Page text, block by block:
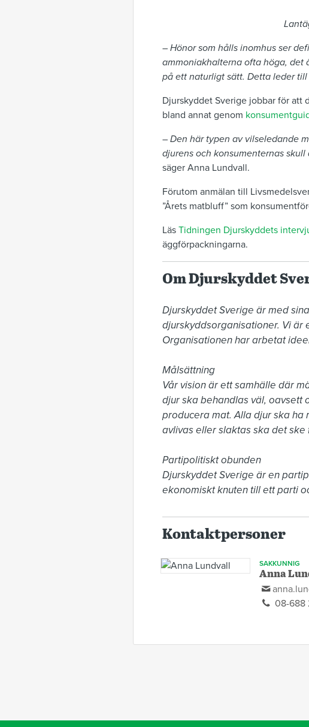
– Hönor som hålls inomhus ser
ammoniakhalterna ofta höga, det
på ett naturligt sätt. Detta leder
Djurskyddet Sverige jobbar för att
bland annat genom
– Den här typen av vilseledande
djurens och konsumenternas
säger Anna Lundvall.
Förutom anmälan till
”Årets matbluff” som
Läs Tidningen Djurskyddets
äggförpackningarna.
Om Djurskyddet
Djurskyddet Sverige är med
djurskyddsorganisationer. Vi är
Organisationen har arbetat
Målsättning
Vår vision är ett samhälle där
djur ska behandlas väl, oavsett
producera mat. Alla djur ska
avlivas eller slaktas ska det
Partipolitiskt obunden
Djurskyddet Sverige är en
ekonomiskt knuten till ett parti
Kontaktpersoner
SAKKUNNIG
Anna
08-688